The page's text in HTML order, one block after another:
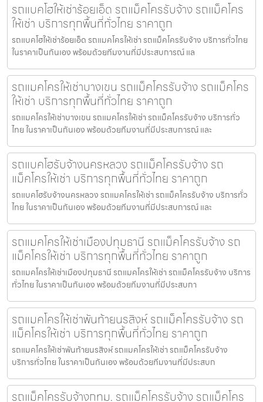
รถแบคโฮให้เช่าร้อยเอ็ด รถแม็คโครรับจ้าง รถแม็คโคร
ให้เช่า บริการทุกพื้นที่ทั่วไทย ราคาถูก
รถแบคโฮให้เช่าร้อยเอ็ด รถแมคโครให้เช่า รถแม็คโครรับจ้าง บริการทั่วไทย
ในราคาเป็นกันเอง พร้อมด้วยทีมงานที่มีประสบการณ์ แล
รถแมคโครให้เช่าบางเขน รถแม็คโครรับจ้าง รถแม็คโคร
ให้เช่า บริการทุกพื้นที่ทั่วไทย ราคาถูก
รถแมคโครให้เช่าบางเขน รถแมคโครให้เช่า รถแม็คโครรับจ้าง บริการทั่ว
ไทย ในราคาเป็นกันเอง พร้อมด้วยทีมงานที่มีประสบการณ์ และ
รถแบคโฮรับจ้างนครหลวง รถแม็คโครรับจ้าง รถ
แม็คโครให้เช่า บริการทุกพื้นที่ทั่วไทย ราคาถูก
รถแบคโฮรับจ้างนครหลวง รถแมคโครให้เช่า รถแม็คโครรับจ้าง บริการทั่ว
ไทย ในราคาเป็นกันเอง พร้อมด้วยทีมงานที่มีประสบการณ์ และ
รถแมคโครให้เช่าเมืองปทุมธานี รถแม็คโครรับจ้าง รถ
แม็คโครให้เช่า บริการทุกพื้นที่ทั่วไทย ราคาถูก
รถแมคโครให้เช่าเมืองปทุมธานี รถแมคโครให้เช่า รถแม็คโครรับจ้าง บริการ
ทั่วไทย ในราคาเป็นกันเอง พร้อมด้วยทีมงานที่มีประสบกา
รถแมคโครให้เช่าพันท้ายนรสิงห์ รถแม็คโครรับจ้าง รถ
แม็คโครให้เช่า บริการทุกพื้นที่ทั่วไทย ราคาถูก
รถแมคโครให้เช่าพันท้ายนรสิงห์ รถแมคโครให้เช่า รถแม็คโครรับจ้าง
บริการทั่วไทย ในราคาเป็นกันเอง พร้อมด้วยทีมงานที่มีประสบก
รถแม็คโครรับจ้างกทม. รถแม็คโครรับจ้าง รถแม็คโคร